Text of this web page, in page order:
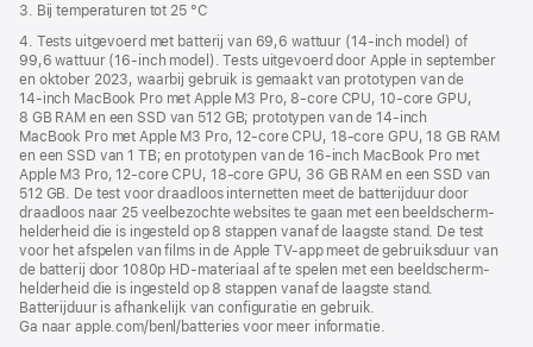
3. Bij temperaturen tot 25 °C
4. Tests uitgevoerd met batterij van 69,6 wattuur (14‑inch model) of
99,6 wattuur (16‑inch model). Tests uitgevoerd door Apple in september
en oktober 2023, waarbij gebruik is gemaakt van prototypen van de
14‑inch MacBook Pro met Apple M3 Pro, 8‑core CPU, 10‑core GPU,
8 GB RAM en een SSD van 512 GB; prototypen van de 14‑inch
MacBook Pro met Apple M3 Pro, 12‑core CPU, 18‑core GPU, 18 GB RAM
en een SSD van 1 TB; en prototypen van de 16‑inch MacBook Pro met
Apple M3 Pro, 12‑core CPU, 18‑core GPU, 36 GB RAM en een SSD van
512 GB. De test voor draadloos internetten meet de batterijduur door
draadloos naar 25 veelbezochte websites te gaan met een beeldscherm­
helderheid die is ingesteld op 8 stappen vanaf de laagste stand. De test
voor het afspelen van films in de Apple TV-app meet de gebruiksduur van
de batterij door 1080p HD-materiaal af te spelen met een beeldscherm­
helderheid die is ingesteld op 8 stappen vanaf de laagste stand.
Batterijduur is afhankelijk van configuratie en gebruik.
Ga naar apple.com/benl/batteries voor meer informatie.